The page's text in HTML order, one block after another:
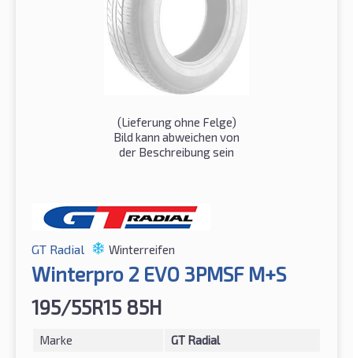
(Lieferung ohne Felge)
Bild kann abweichen von
der Beschreibung sein
GT Radial Winterreifen
Winterpro 2 EVO 3PMSF M+S
195/55R15 85H
Marke
GT Radial